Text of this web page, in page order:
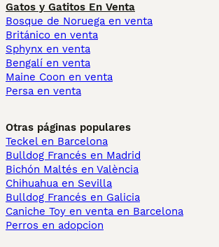
Gatos y Gatitos En Venta
Bosque de Noruega en venta
Británico en venta
Sphynx en venta
Bengalí en venta
Maine Coon en venta
Persa en venta
Otras páginas populares
Teckel en Barcelona
Bulldog Francés en Madrid
Bichón Maltés en València
Chihuahua en Sevilla
Bulldog Francés en Galicia
Caniche Toy en venta en Barcelona
Perros en adopcion